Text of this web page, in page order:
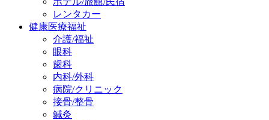
レンタカー
健康医療福祉
介護/福祉
眼科
歯科
内科/外科
病院/クリニック
接骨/整骨
鍼灸